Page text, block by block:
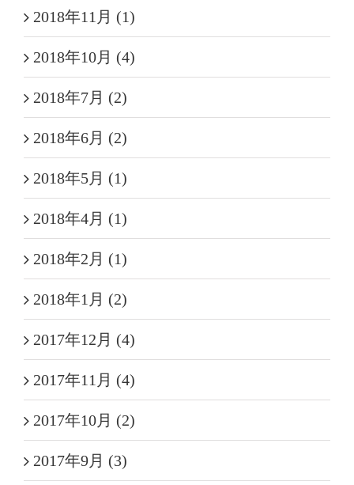
2018年11月 (1)
2018年10月 (4)
2018年7月 (2)
2018年6月 (2)
2018年5月 (1)
2018年4月 (1)
2018年2月 (1)
2018年1月 (2)
2017年12月 (4)
2017年11月 (4)
2017年10月 (2)
2017年9月 (3)